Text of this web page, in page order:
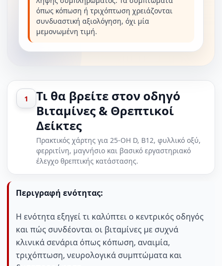
όπως κόπωση ή τριχόπτωση χρειάζονται
συνδυαστική αξιολόγηση, όχι μία
μεμονωμένη τιμή.
1
Τι θα βρείτε στον οδηγό
Βιταμίνες & Θρεπτικοί
Δείκτες
Πρακτικός χάρτης για 25-OH D, B12, φυλλικό οξύ,
φερριτίνη, μαγνήσιο και βασικό εργαστηριακό
έλεγχο θρεπτικής κατάστασης.
Περιγραφή ενότητας:
Η ενότητα εξηγεί τι καλύπτει ο κεντρικός οδηγός
και πώς συνδέονται οι βιταμίνες με συχνά
κλινικά σενάρια όπως κόπωση, αναιμία,
τριχόπτωση, νευρολογικά συμπτώματα και